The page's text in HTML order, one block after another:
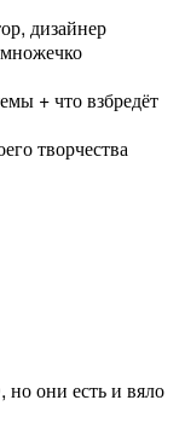
дизайнер
+ что взбредёт
творчества
они есть и вяло